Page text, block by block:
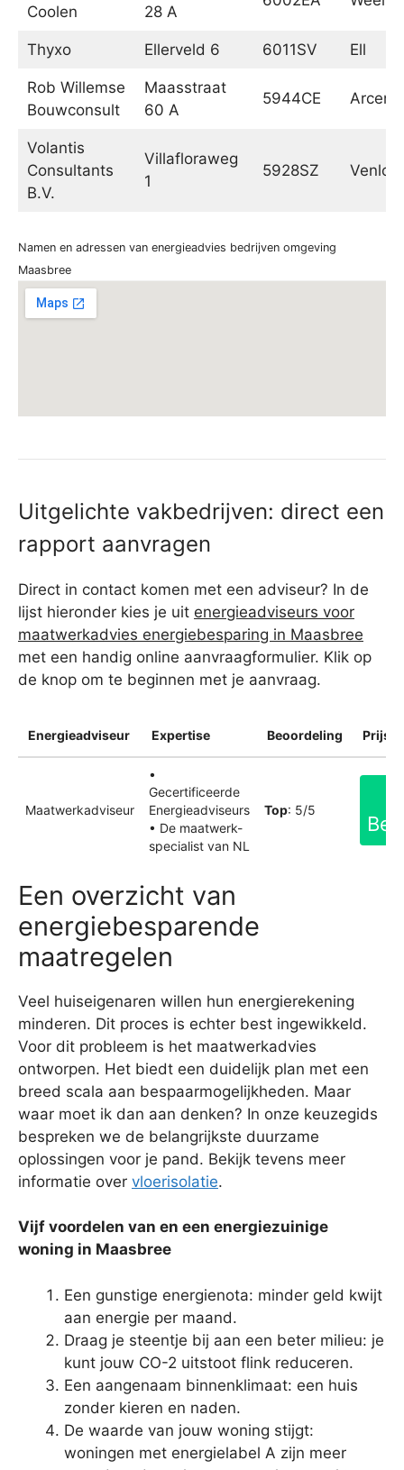
Coolen 28 A
Thyxo Ellerveld 6 6011SV Ell
Rob Willemse
Bouwconsult
Maasstraat
60 A
5944CE Arcen
Volantis
Consultants
B.V.
Villafloraweg
1
5928SZ Venlo
Namen en adressen van energieadvies bedrijven omgeving
Maasbree
Uitgelichte vakbedrijven: direct een
rapport aanvragen
Direct in contact komen met een adviseur? In de
lijst hieronder kies je uit energieadviseurs voor
maatwerkadvies energiebesparing in Maasbree
met een handig online aanvraagformulier. Klik op
de knop om te beginnen met je aanvraag.
Energieadviseur Expertise Beoordeling
Maatwerkadviseur
•
Gecertificeerde
Energieadviseurs
• De maatwerk-
specialist van NL
Top: 5/5
Een overzicht van
energiebesparende
maatregelen
Veel huiseigenaren willen hun energierekening
minderen. Dit proces is echter best ingewikkeld.
Voor dit probleem is het maatwerkadvies
ontworpen. Het biedt een duidelijk plan met een
breed scala aan bespaarmogelijkheden. Maar
waar moet ik dan aan denken? In onze keuzegids
bespreken we de belangrijkste duurzame
oplossingen voor je pand. Bekijk tevens meer
informatie over vloerisolatie.
Vijf voordelen van en een energiezuinige
woning in Maasbree
Een gunstige energienota: minder geld kwijt
aan energie per maand.
Draag je steentje bij aan een beter milieu: je
kunt jouw CO-2 uitstoot flink reduceren.
Een aangenaam binnenklimaat: een huis
zonder kieren en naden.
De waarde van jouw woning stijgt:
woningen met energielabel A zijn meer